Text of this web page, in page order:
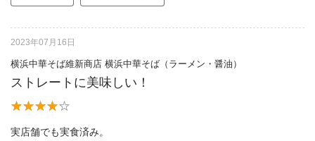
2023年07月16日
横浜中華そば維新商店 横浜中華そば（ラーメン・醤油）
ストレートに美味しい！
実店舗でも実食済み。